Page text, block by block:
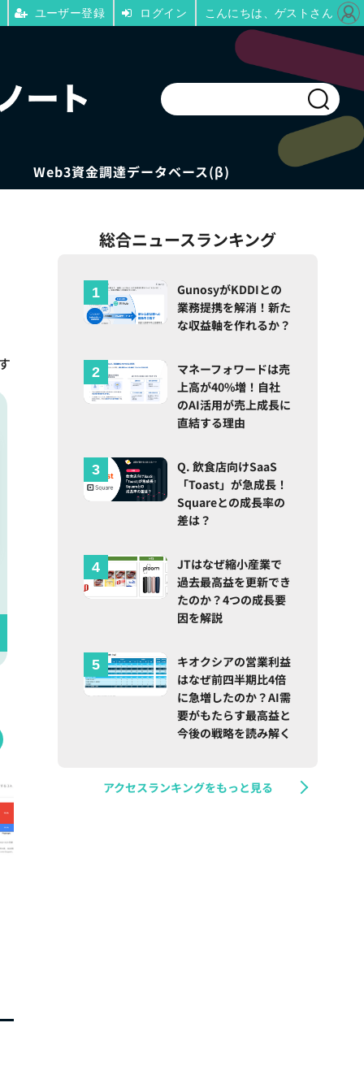
Web3資金調達データベース(β)
総合ニュースランキング
GunosyがKDDIとの
業務提携を解消！新た
な収益軸を作れるか？
マネーフォワードは売
上高が40%増！自社
のAI活用が売上成長に
直結する理由
Q. 飲食店向けSaaS
「Toast」が急成長！
Squareとの成長率の
差は？
JTはなぜ縮小産業で
過去最高益を更新でき
たのか？4つの成長要
因を解説
キオクシアの営業利益
はなぜ前四半期比4倍
に急増したのか？AI需
要がもたらす最高益と
今後の戦略を読み解く
アクセスランキングをもっと見る
ユーザー登録 ログイン こんにちは、ゲストさん